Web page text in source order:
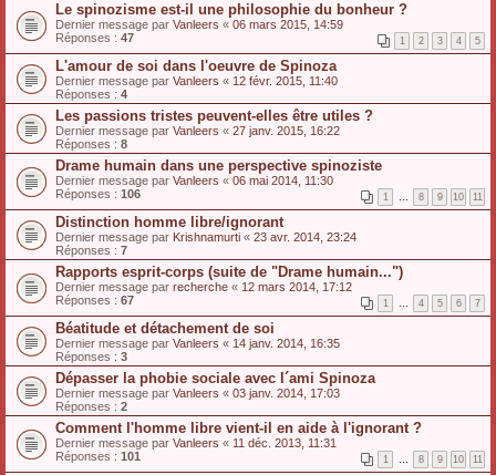
Le spinozisme est-il une philosophie du bonheur ?
Dernier message par Vanleers « 06 mars 2015, 14:59
Réponses : 47 1 2 3 4 5
L'amour de soi dans l'oeuvre de Spinoza
Dernier message par Vanleers « 12 févr. 2015, 11:40
Réponses : 4
Les passions tristes peuvent-elles être utiles ?
Dernier message par Vanleers « 27 janv. 2015, 16:22
Réponses : 8
Drame humain dans une perspective spinoziste
Dernier message par Vanleers « 06 mai 2014, 11:30
Réponses : 106 1 … 8 9 10 11
Distinction homme libre/ignorant
Dernier message par Krishnamurti « 23 avr. 2014, 23:24
Réponses : 7
Rapports esprit-corps (suite de "Drame humain...")
Dernier message par recherche « 12 mars 2014, 17:12
Réponses : 67 1 … 4 5 6 7
Béatitude et détachement de soi
Dernier message par Vanleers « 14 janv. 2014, 16:35
Réponses : 3
Dépasser la phobie sociale avec l´ami Spinoza
Dernier message par Vanleers « 03 janv. 2014, 17:03
Réponses : 2
Comment l'homme libre vient-il en aide à l'ignorant ?
Dernier message par Vanleers « 11 déc. 2013, 11:31
Réponses : 101 1 … 8 9 10 11